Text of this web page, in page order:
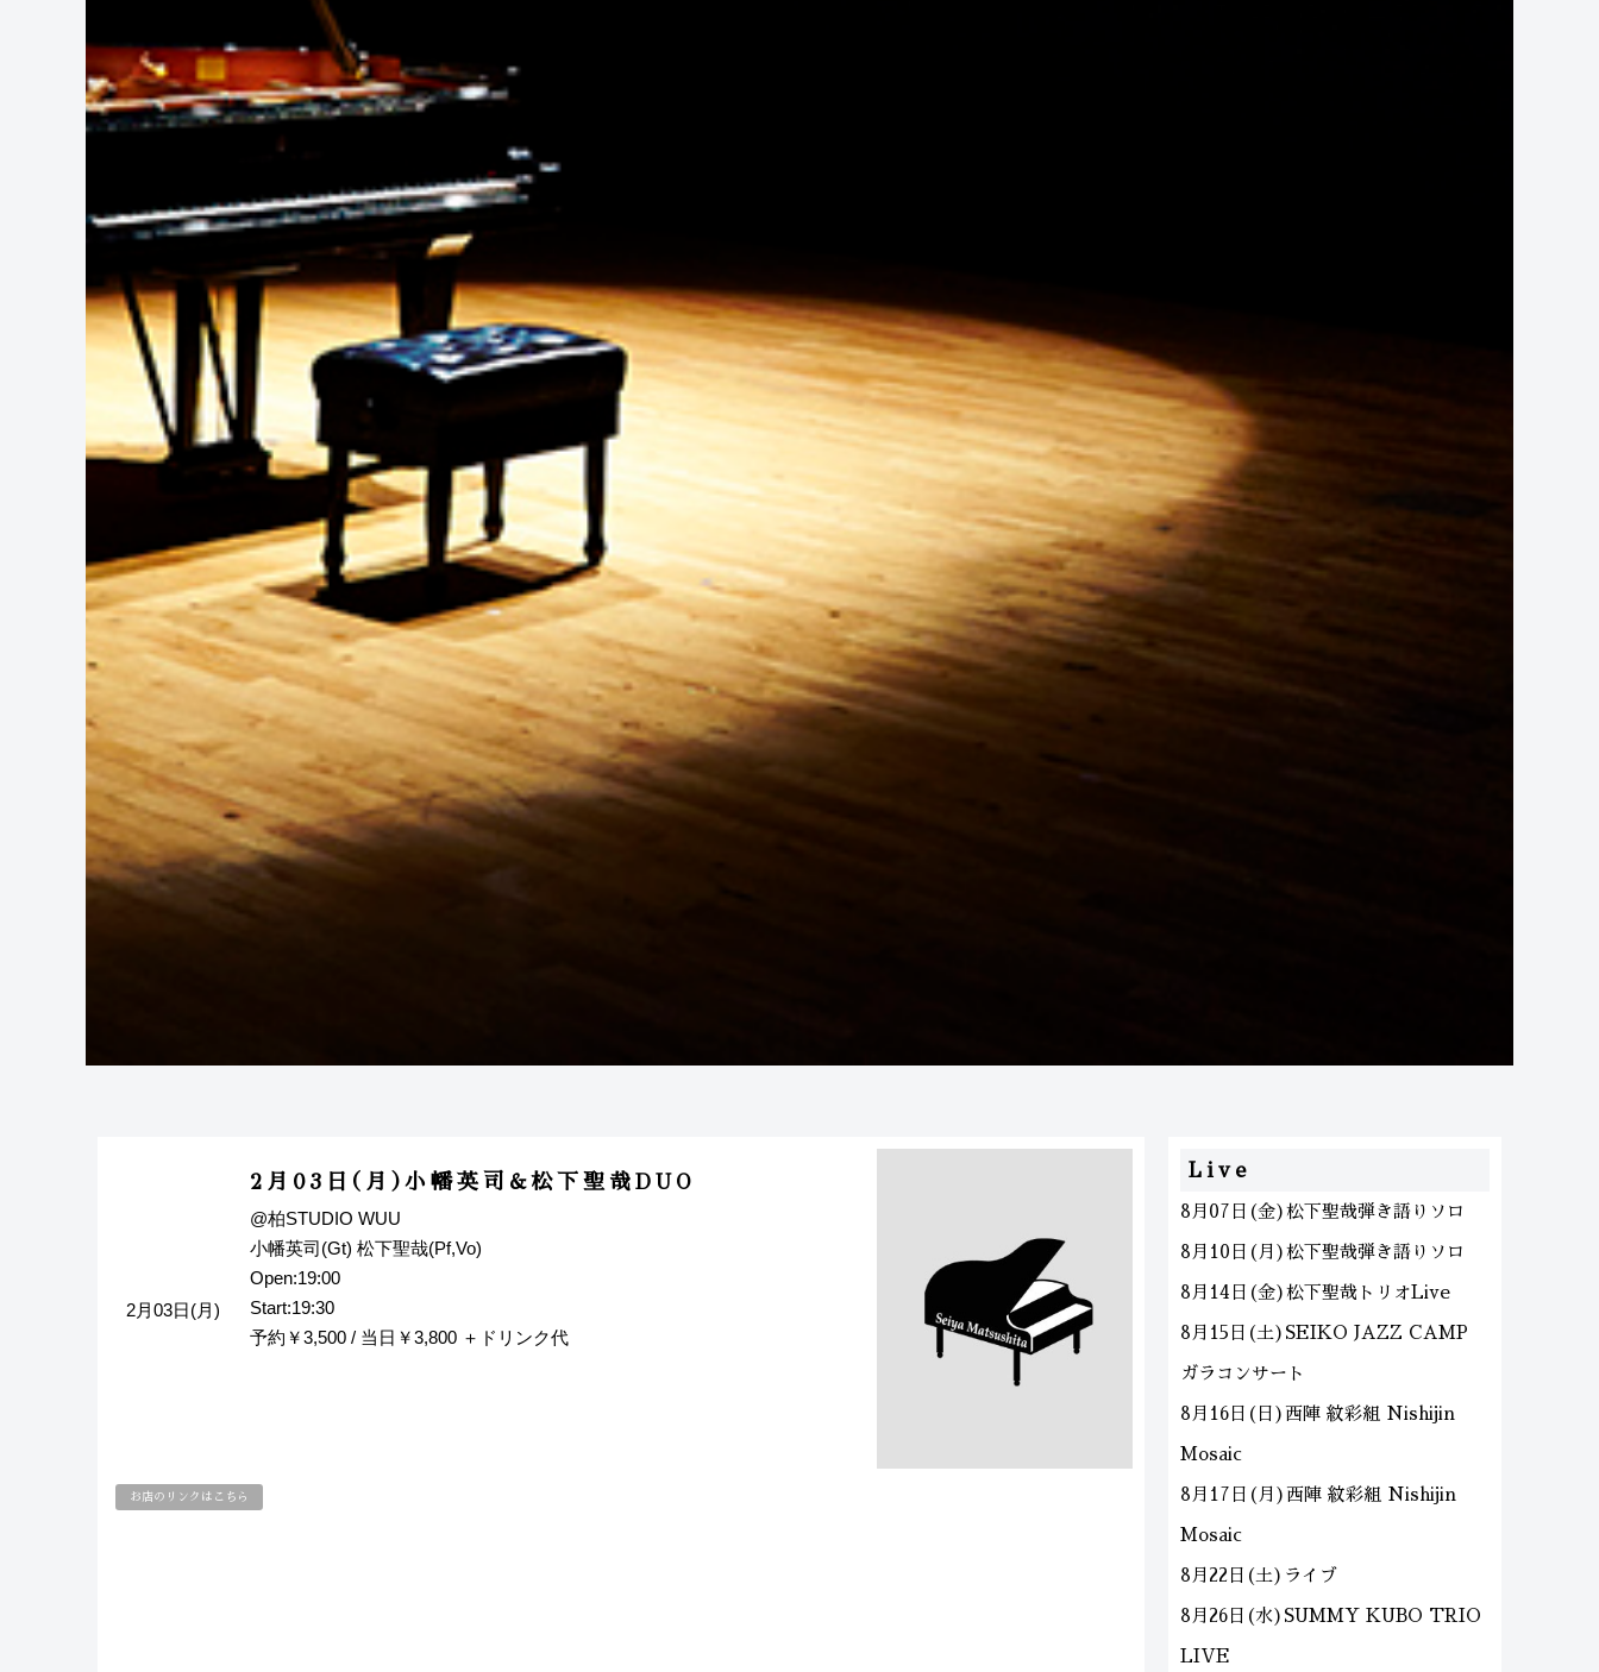
2月03日(月)
2月03日(月)小幡英司&松下聖哉DUO
@柏STUDIO WUU
小幡英司(Gt) 松下聖哉(Pf,Vo)
Open:19:00
Start:19:30
予約￥3,500 / 当日￥3,800 ＋ドリンク代
お店のリンクはこちら
Live
8月07日(金)松下聖哉弾き語りソロ
8月10日(月)松下聖哉弾き語りソロ
8月14日(金)松下聖哉トリオLive
8月15日(土)SEIKO JAZZ CAMP
ガラコンサート
8月16日(日)西陣 紋彩組 Nishijin
Mosaic
8月17日(月)西陣 紋彩組 Nishijin
Mosaic
8月22日(土)ライブ
8月26日(水)SUMMY KUBO TRIO
LIVE